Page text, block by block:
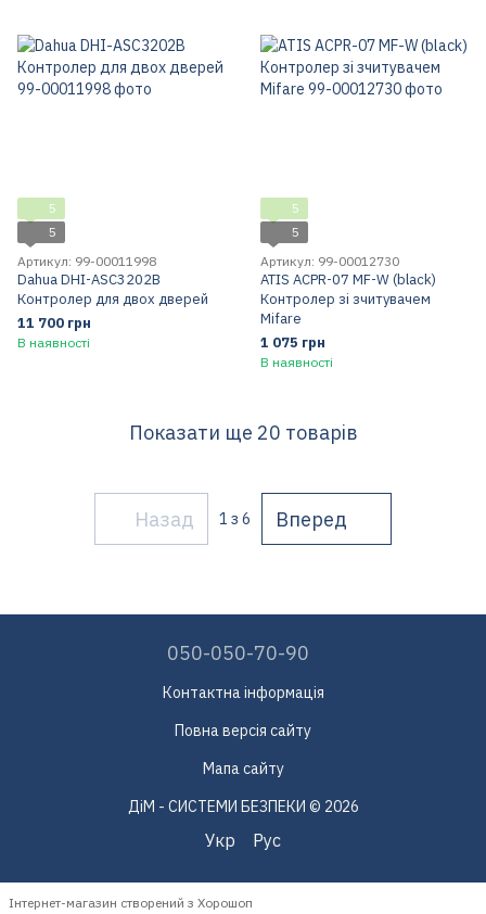
5
5
Артикул: 99-00011998
Dahua DHI-ASC3202B
Контролер для двох дверей
11 700 грн
В наявності
5
5
Артикул: 99-00012730
ATIS ACPR-07 MF-W (black)
Контролер зі зчитувачем
Mifare
1 075 грн
В наявності
Показати ще 20 товарів
Назад 1 з 6 Вперед
050-050-70-90
Контактна інформація
Повна версія сайту
Мапа сайту
ДіМ - СИСТЕМИ БЕЗПЕКИ © 2026
Укр Рус
Інтернет-магазин створений з Хорошоп